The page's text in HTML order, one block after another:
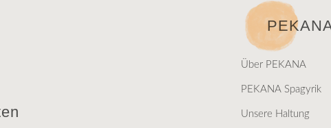
Über PEKANA
PEKANA Spagyrik
Unsere Haltung